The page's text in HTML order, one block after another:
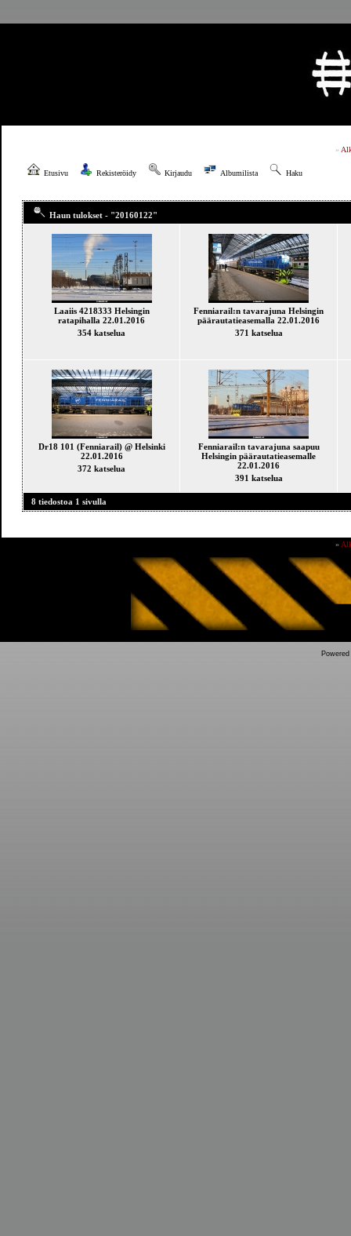
»
Etusivu Rekisteröidy Kirjaudu Albumilista Haku
Haun tulokset - "20160122"
Laaiis 4218333 Helsingin
ratapihalla 22.01.2016
354 katselua
Fenniarail:n tavarajuna Helsingin
päärautatieasemalla 22.01.2016
371 katselua
Dr18 101 (Fenniarail) @ Helsinki
22.01.2016
372 katselua
Fenniarail:n tavarajuna saapuu
Helsingin päärautatieasemalle
22.01.2016
391 katselua
8 tiedostoa 1 sivulla
»